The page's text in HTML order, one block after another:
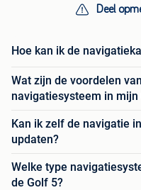
Deel
Hoe kan ik de
Wat zijn de voordelen
navigatiesysteem in mijn
Kan ik zelf de navigatie
updaten?
Welke type
de Golf 5?